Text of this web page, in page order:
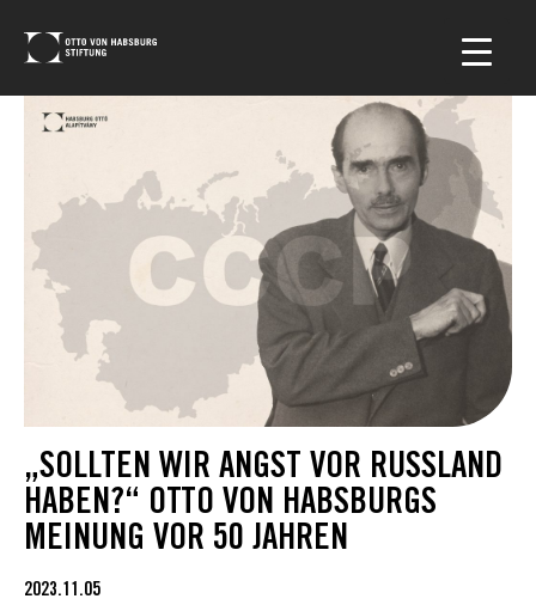
„SOLLTEN WIR ANGST VOR RUSSLAND
HABEN?“ OTTO VON HABSBURGS
MEINUNG VOR 50 JAHREN
2023.11.05